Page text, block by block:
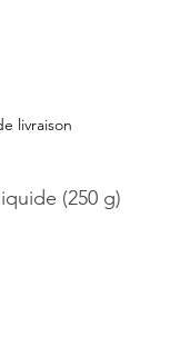
livraison
(250 g)